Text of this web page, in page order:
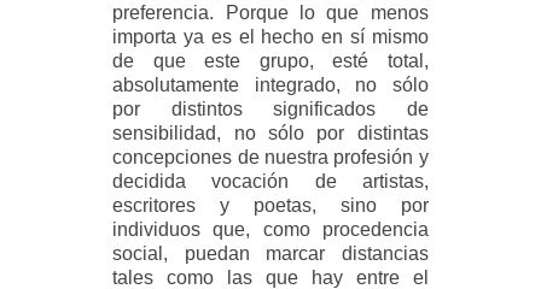
preferencia. Porque lo que menos
importa ya es el hecho en sí mismo
de que este grupo, esté total,
absolutamente integrado, no sólo
por distintos significados de
sensibilidad, no sólo por distintas
concepciones de nuestra profesión y
decidida vocación de artistas,
escritores y poetas, sino por
individuos que, como procedencia
social, puedan marcar distancias
tales como las que hay entre el